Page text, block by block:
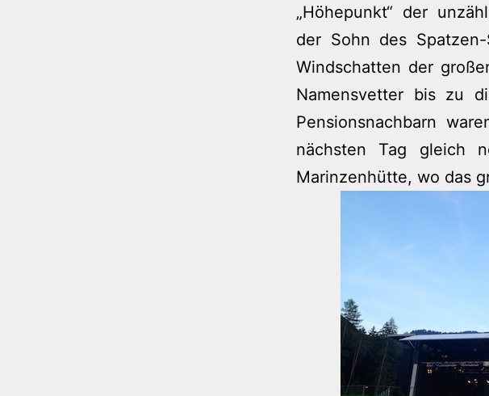
„Höhepunkt“ der
der Sohn des
Windschatten der
Namensvetter bis zu
Pensionsnachbarn
nächsten Tag gleich
Marinzenhütte, wo das